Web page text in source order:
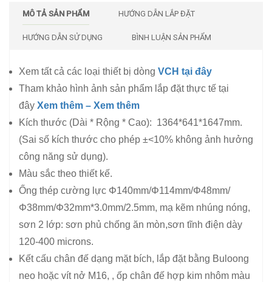
MÔ TẢ SẢN PHẨM HƯỚNG DẪN LẮP ĐẶT
HƯỚNG DẪN SỬ DỤNG BÌNH LUẬN SẢN PHẨM
Xem tất cả các loại thiết bị dòng VCH tại đây
Tham khảo hình ảnh sản phẩm lắp đặt thực tế tại
đây Xem thêm – Xem thêm
Kích thước (Dài * Rộng * Cao): 1364*641*1647mm.
(Sai số kích thước cho phép ±<10% không ảnh hưởng
công năng sử dụng).
Màu sắc theo thiết kế.
Ống thép cường lực Φ140mm/Φ114mm/Φ48mm/
Φ38mm/Φ32mm*3.0mm/2.5mm, mạ kẽm nhúng nóng,
sơn 2 lớp: sơn phủ chống ăn mòn,sơn tĩnh điện dày
120-400 microns.
Kết cấu chân đế dạng mặt bích, lắp đặt bằng Buloong
neo hoặc vít nở M16, , ốp chân đế hợp kim nhôm màu